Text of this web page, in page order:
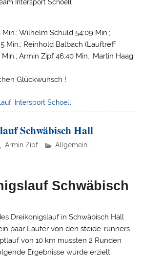
Intersport Schoell
Min.; Wilhelm Schuld 54:09 Min.;
Min.; Reinhold Balbach (Lauftreff
Armin Zipf 46:40 Min.; Martin Haag
Glückwunsch !
Intersport Schoell
Schwäbisch Hall
Armin Zipf Allgemein,
Schwäbisch
Dreikönigslauf in Schwäbisch Hall
paar Läufer von den steide-runners
von 10 km mussten 2 Runden
Ergebnisse wurde erzielt.